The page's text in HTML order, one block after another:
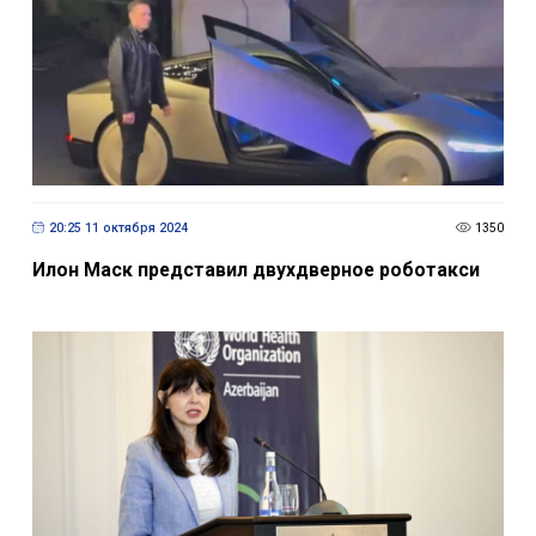
20:25 11 октября 2024 1350
Илон Маск представил двухдверное роботакси